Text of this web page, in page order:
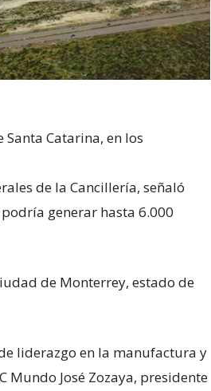
Catarina, en los
de la Cancillería, señaló
generar hasta 6.000
de Monterrey, estado de
liderazgo en la manufactura y
Mundo José Zozaya, presidente